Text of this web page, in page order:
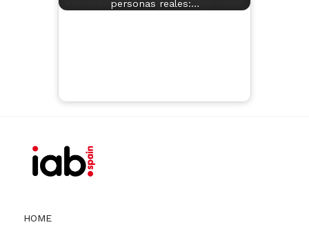
personas reales:…
HOME